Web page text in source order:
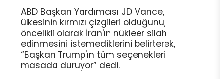
ABD Başkan Yardımcısı JD Vance,
ülkesinin kırmızı çizgileri olduğunu,
öncelikli olarak İran'ın nükleer silah
edinmesini istemediklerini belirterek,
“Başkan Trump'ın tüm seçenekleri
masada duruyor” dedi.